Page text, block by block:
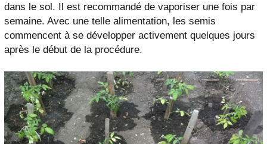
dans le sol. Il est recommandé de vaporiser une fois par
semaine. Avec une telle alimentation, les semis
commencent à se développer activement quelques jours
après le début de la procédure.